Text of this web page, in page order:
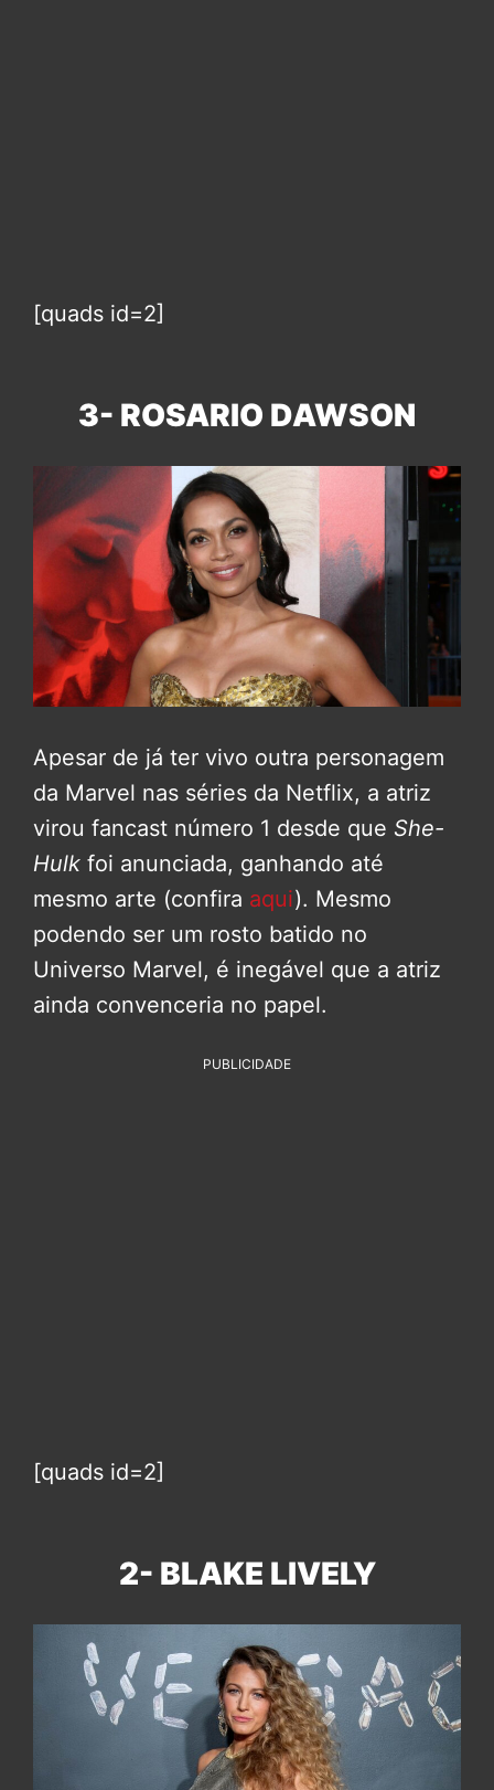
[quads id=2]
3- ROSARIO DAWSON
Apesar de já ter vivo outra personagem
da Marvel nas séries da Netflix, a atriz
virou fancast número 1 desde que She-
Hulk foi anunciada, ganhando até
mesmo arte (confira aqui). Mesmo
podendo ser um rosto batido no
Universo Marvel, é inegável que a atriz
ainda convenceria no papel.
PUBLICIDADE
[quads id=2]
2- BLAKE LIVELY